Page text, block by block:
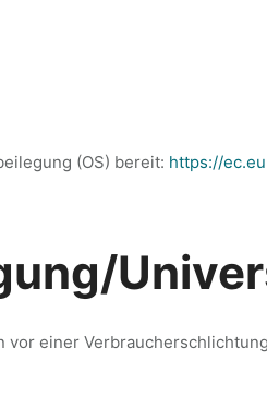
(OS) bereit: https://
einer